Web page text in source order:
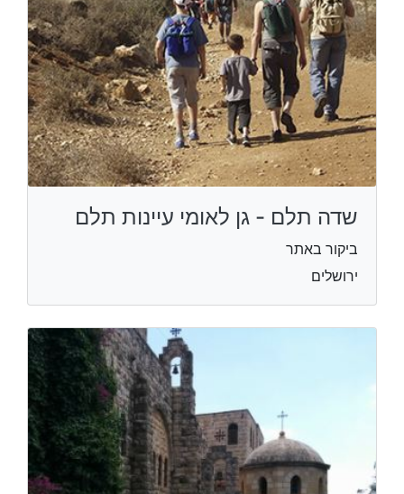
שדה תלם - גן לאומי עיינות תלם
ביקור באתר
ירושלים